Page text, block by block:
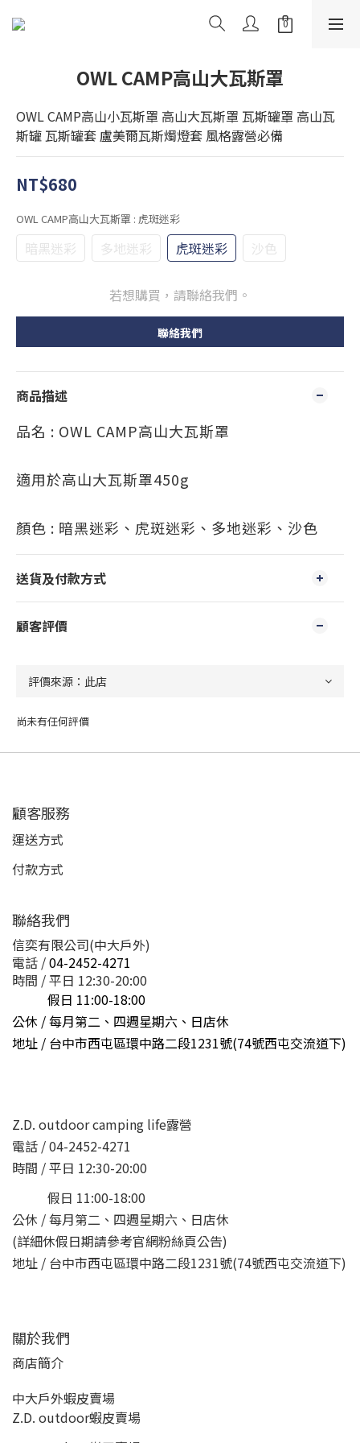
OWL CAMP高山大瓦斯罩
OWL CAMP高山小瓦斯罩 高山大瓦斯罩 瓦斯罐罩 高山瓦
斯罐 瓦斯罐套 盧美爾瓦斯燭燈套 風格露營必備
NT$680
OWL CAMP高山大瓦斯罩 : 虎斑迷彩
暗黑迷彩 多地迷彩 虎斑迷彩 沙色
若想購買，請聯絡我們。
聯絡我們
商品描述
品名 : OWL CAMP高山大瓦斯罩
適用於高山大瓦斯罩450g
顏色 : 暗黑迷彩、虎斑迷彩、多地迷彩、沙色
送貨及付款方式
顧客評價
尚未有任何評價
顧客服務
運送方式
付款方式
聯絡我們
信奕有限公司(中大戶外)
電話 /04-2452-4271
時間 / 平日 12:30-20:00
假日 11:00-18:00
公休 / 每月第二、四週星期六、日店休
地址 / 台中市西屯區環中路二段1231號(74號西屯交流道下)
Z.D. outdoor camping life露營
電話 / 04-2452-4271
時間 / 平日 12:30-20:00
假日 11:00-18:00
公休 / 每月第二、四週星期六、日店休
(詳細休假日期請參考官網粉絲頁公告)
地址 / 台中市西屯區環中路二段1231號(74號西屯交流道下)
關於我們
商店簡介
中大戶外蝦皮賣場
Z.D. outdoor蝦皮賣場